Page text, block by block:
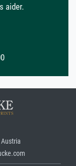
aider.